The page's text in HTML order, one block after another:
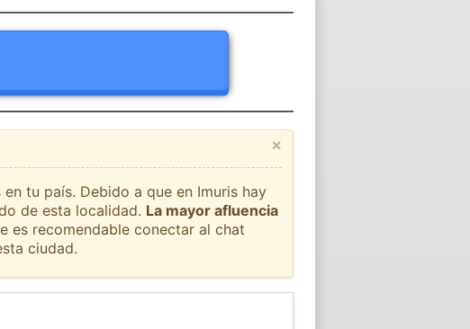
×
tu país. Debido a que en Imuris hay
de esta localidad. La mayor afluencia
es recomendable conectar al chat
ciudad.